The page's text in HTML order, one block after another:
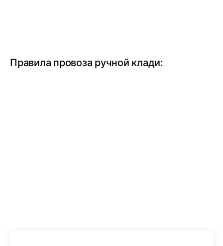
Правила провоза ручной клади: